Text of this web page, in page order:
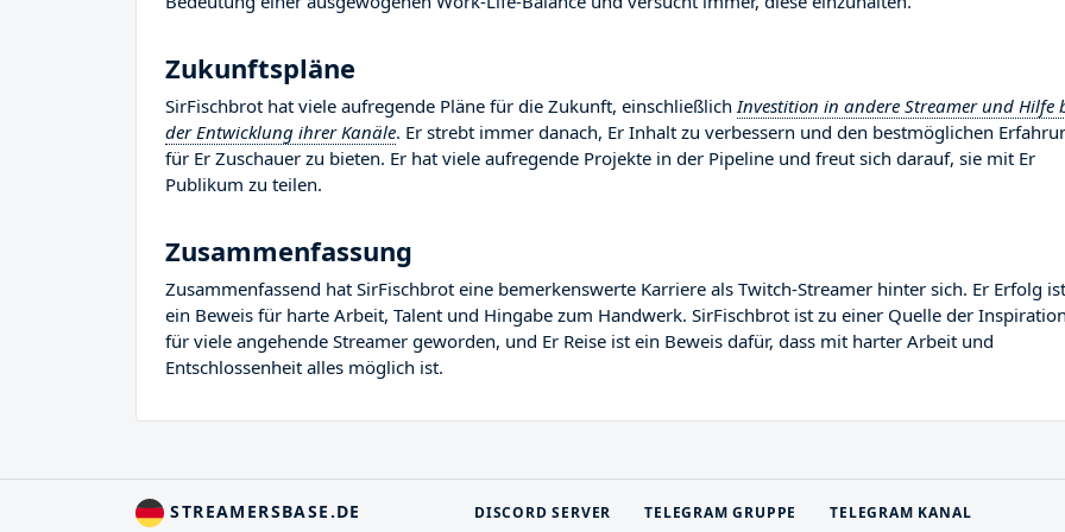
Zukunftspläne
SirFischbrot hat viele aufregende Pläne für die Zukunft, einschließlichInvestition in andere Streamer und Hilfe
der Entwicklung ihrer Kanäle. Er strebt immer danach, Er Inhalt zu verbessern und den bestmöglichen
für Er Zuschauer zu bieten. Er hat viele aufregende Projekte in der Pipeline und freut sich darauf, sie mit Er
Publikum zu teilen.
Zusammenfassung
Zusammenfassend hat SirFischbrot eine bemerkenswerte Karriere als Twitch-Streamer hinter sich. Er Erfolg ist
ein Beweis für harte Arbeit, Talent und Hingabe zum Handwerk. SirFischbrot ist zu einer Quelle der Inspiration
für viele angehende Streamer geworden, und Er Reise ist ein Beweis dafür, dass mit harter Arbeit und
Entschlossenheit alles möglich ist.
STREAMERSBASE.DE DISCORD SERVER TELEGRAM GRUPPE TELEGRAM KANAL